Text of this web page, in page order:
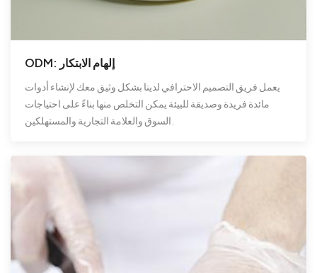
ODM: إلهام الابتكار
يعمل فريق التصميم الاحترافي لدينا بشكل وثيق معك لإنشاء أدوات
مائدة فريدة وصديقة للبيئة يمكن التخلص منها بناءً على احتياجات